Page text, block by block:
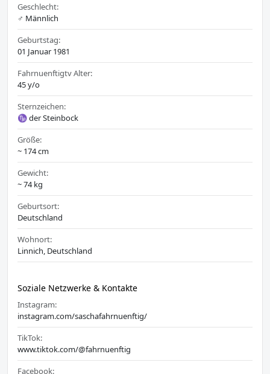
Geschlecht:
♂️ Männlich
Geburtstag:
01 Januar 1981
Fahrnuenftigtv Alter:
45 y/o
Sternzeichen:
♑ der Steinbock
Größe:
~ 174 cm
Gewicht:
~ 74 kg
Geburtsort:
Deutschland
Wohnort:
Linnich, Deutschland
Soziale Netzwerke & Kontakte
Instagram:
instagram.com/saschafahrnuenftig/
TikTok:
www.tiktok.com/@fahrnuenftig
Facebook: